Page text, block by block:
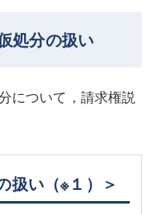
処分の扱い
について，請求権説
扱い（※１） ＞